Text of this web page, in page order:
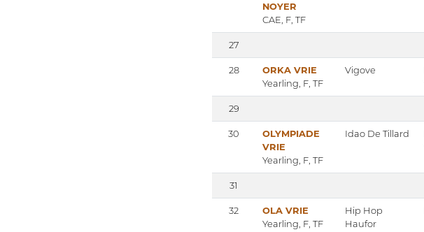
NOYER
CAE, F, TF
27
28
ORKA VRIE
Yearling, F, TF
Vigove
29
30
OLYMPIADE
VRIE
Yearling, F, TF
Idao De Tillard
31
32
OLA VRIE
Yearling, F, TF
Hip Hop
Haufor